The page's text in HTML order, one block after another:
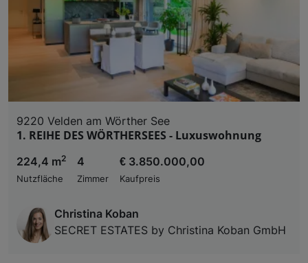
9220 Velden am Wörther See
1. REIHE DES WÖRTHERSEES - Luxuswohnung
224,4 m2
Nutzfläche
4
Zimmer
€ 3.850.000,00
Kaufpreis
Christina Koban
SECRET ESTATES by Christina Koban GmbH